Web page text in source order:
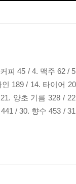
피 45 / 4. 맥주 62 /
189 / 14. 타이어
양초 기름 328 /
/ 30. 향수 453 /